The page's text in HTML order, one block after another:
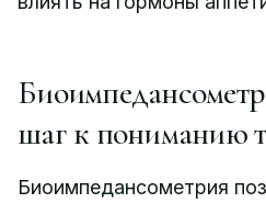
шаг к пониманию
Биоимпедансометрия